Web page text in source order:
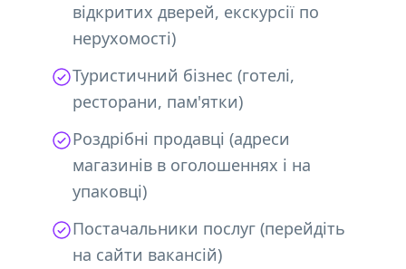
відкритих дверей, екскурсії по
нерухомості)
Туристичний бізнес (готелі,
ресторани, пам'ятки)
Роздрібні продавці (адреси
магазинів в оголошеннях і на
упаковці)
Постачальники послуг (перейдіть
на сайти вакансій)